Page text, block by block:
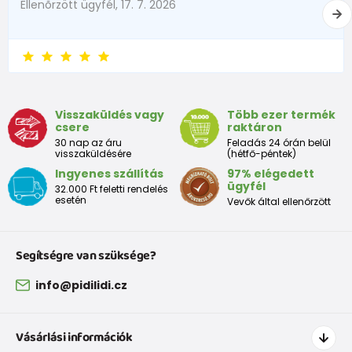
74
86 12-18 hónapok 81 - 86
18-24
měshónapok
87 - 92
98 93 - 98
110 4-5 év
122 6-7 év
Ellenõrzött ügyfél, 17. 7. 2026
Visszaküldés vagy
csere
30 nap az áru
visszaküldésére
Több ezer termék
raktáron
Feladás 24 órán belül
(hétfő-péntek)
Ingyenes szállítás
32.000 Ft feletti rendelés
esetén
97% elégedett
ügyfél
Vevők által ellenőrzött
Segítségre van szüksége?
info@pidilidi.cz
Vásárlási információk